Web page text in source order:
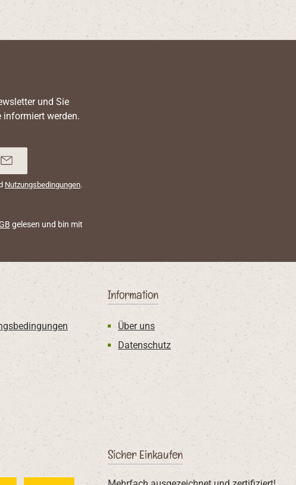
und Sie
informiert werden.
Nutzungsbedingungen.
gelesen und bin mit
Information
Über uns
Datenschutz
Sicher Einkaufen